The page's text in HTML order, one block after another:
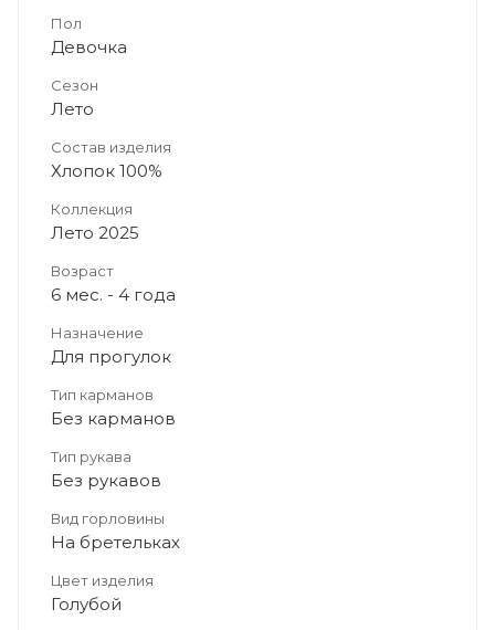
Пол
Девочка
Сезон
Лето
Состав изделия
Хлопок 100%
Коллекция
Лето 2025
Возраст
6 мес. - 4 года
Назначение
Для прогулок
Тип карманов
Без карманов
Тип рукава
Без рукавов
Вид горловины
На бретельках
Цвет изделия
Голубой